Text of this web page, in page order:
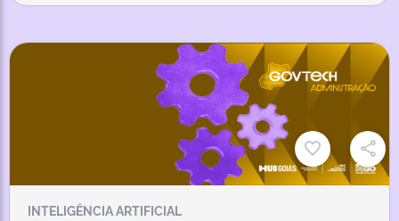
INTELIGÊNCIA ARTIFICIAL